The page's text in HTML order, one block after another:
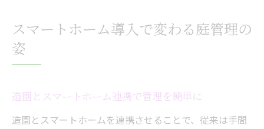
スマートホーム導入で変わる庭管理の
姿
造園とスマートホーム連携で管理を簡単に
造園とスマートホームを連携させることで、従来は手間